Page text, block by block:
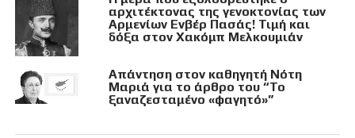
αρχιτέκτονας της γενοκτονίας των
Αρμενίων Ενβέρ Πασάς! Τιμή και
δόξα στον Χακόμπ Μελκουμιάν
Απάντηση στον καθηγητή Νότη
Μαριά για το άρθρο του “Το
ξαναζεσταμένο «φαγητό»”